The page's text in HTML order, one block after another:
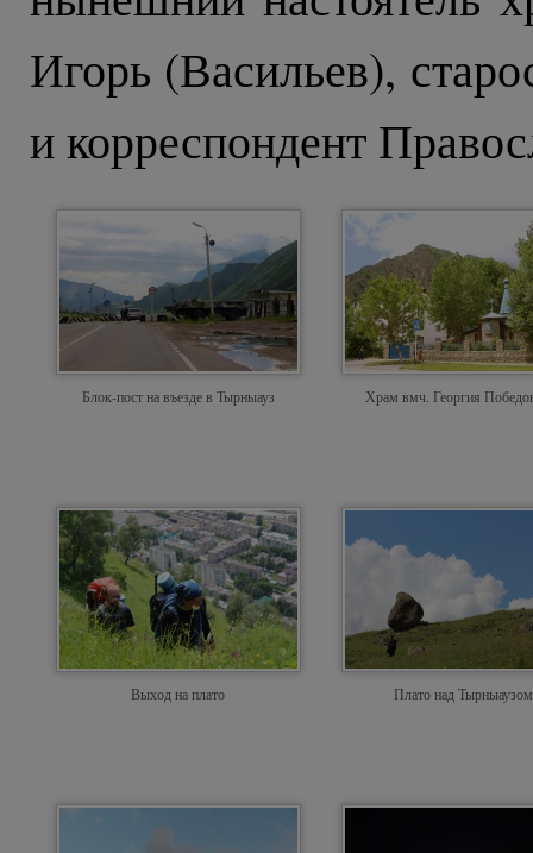
Игорь (Васильев),
и корреспондент
Блок-пост на въезде в Тырныауз Храм вмч. Георгия
Выход на плато Плато над Тырныаузом